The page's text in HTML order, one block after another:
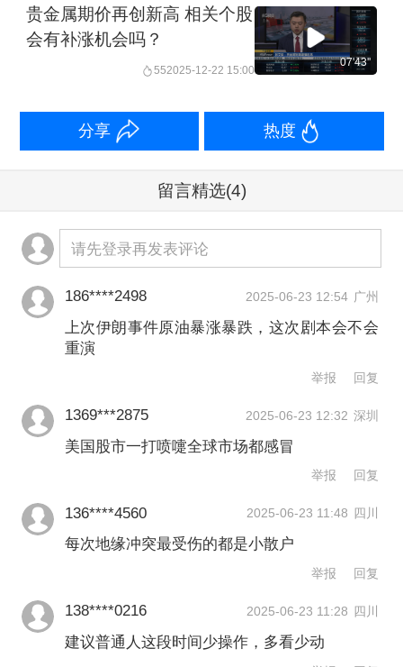
贵金属期价再创新高 相关个股
会有补涨机会吗？
552025-12-22 15:00
07'43''
分享 热度
留言精选(4)
请先登录再发表评论
186****2498 2025-06-23 12:54 广州
上次伊朗事件原油暴涨暴跌，这次剧本会不会
重演
举报 回复
1369***2875 2025-06-23 12:32 深圳
美国股市一打喷嚏全球市场都感冒
举报 回复
136****4560 2025-06-23 11:48 四川
每次地缘冲突最受伤的都是小散户
举报 回复
138****0216 2025-06-23 11:28 四川
建议普通人这段时间少操作，多看少动